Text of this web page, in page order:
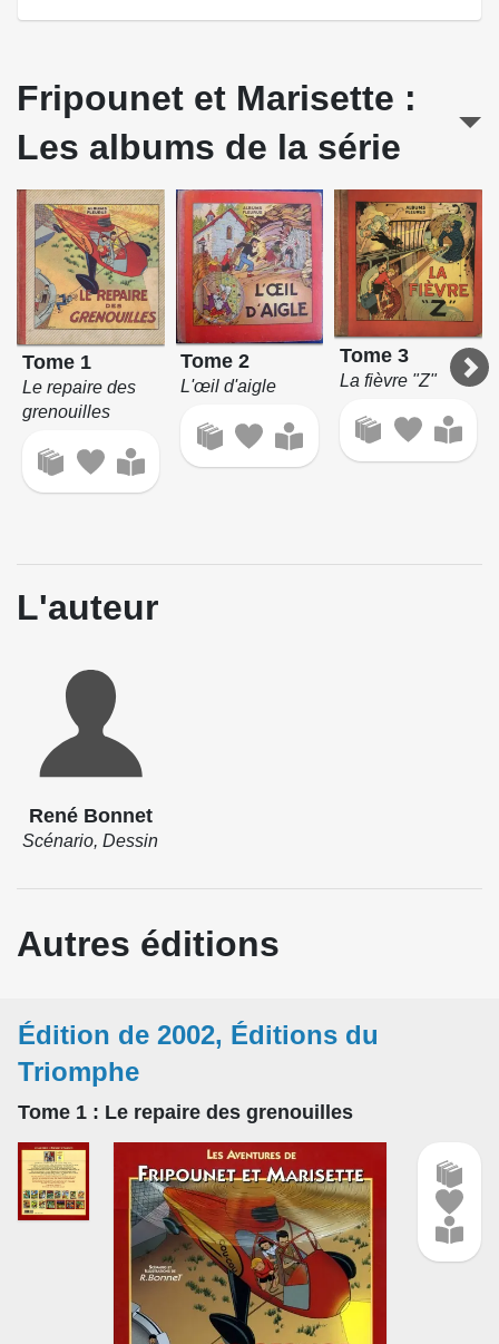
Fripounet et Marisette :
Les albums de la série
Tome 1
Le repaire des
grenouilles
Tome 2
L'œil d'aigle
Tome 3
La fièvre "Z"
L'auteur
René Bonnet
Scénario, Dessin
Autres éditions
Édition de 2002, Éditions du
Triomphe
Tome 1 : Le repaire des grenouilles